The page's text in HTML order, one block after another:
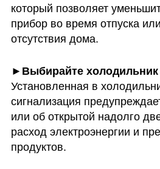
который позволяет
прибор во время отпуска
отсутствия дома.
Установленная в
сигнализация
или об открытой надолго
расход электроэнергии и
продуктов.